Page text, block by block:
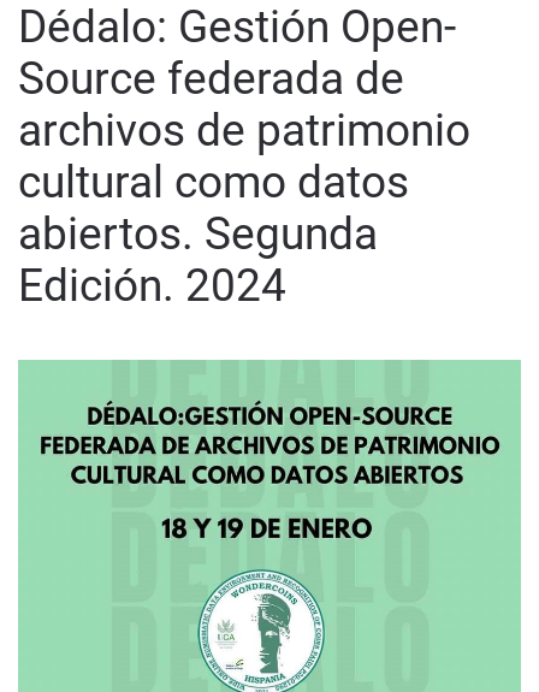
Dédalo: Gestión Open-
Source federada de
archivos de patrimonio
cultural como datos
abiertos. Segunda
Edición. 2024